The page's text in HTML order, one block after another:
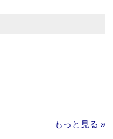
もっと見る »